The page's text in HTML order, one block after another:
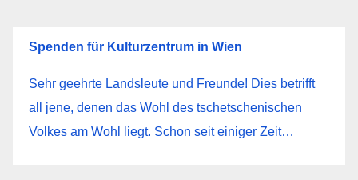
Spenden für Kulturzentrum in Wien
Sehr geehrte Landsleute und Freunde! Dies betrifft
all jene, denen das Wohl des tschetschenischen
Volkes am Wohl liegt. Schon seit einiger Zeit…